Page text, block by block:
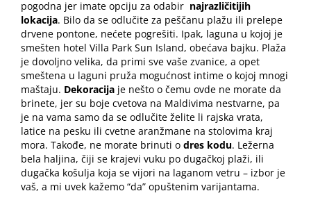
pogodna jer imate opciju za odabir najrazličitijih
lokacija. Bilo da se odlučite za peščanu plažu ili prelepe
drvene pontone, nećete pogrešiti. Ipak, laguna u kojoj je
smešten hotel Villa Park Sun Island, obećava bajku. Plaža
je dovoljno velika, da primi sve vaše zvanice, a opet
smeštena u laguni pruža mogućnost intime o kojoj mnogi
maštaju. Dekoracija je nešto o čemu ovde ne morate da
brinete, jer su boje cvetova na Maldivima nestvarne, pa
je na vama samo da se odlučite želite li rajska vrata,
latice na pesku ili cvetne aranžmane na stolovima kraj
mora. Takođe, ne morate brinuti o dres kodu. Ležerna
bela haljina, čiji se krajevi vuku po dugačkoj plaži, ili
dugačka košulja koja se vijori na laganom vetru – izbor je
vaš, a mi uvek kažemo “da” opuštenim varijantama.